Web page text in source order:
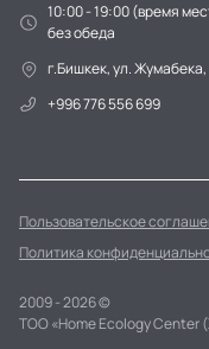
10:00 - 19:00 (время
без обеда
г.Бишкек, ул. Жумабека,
+996 776 556 699
Пользовательское
Политика
2009 - 2026 ©
ТОО «Home Ecology Center